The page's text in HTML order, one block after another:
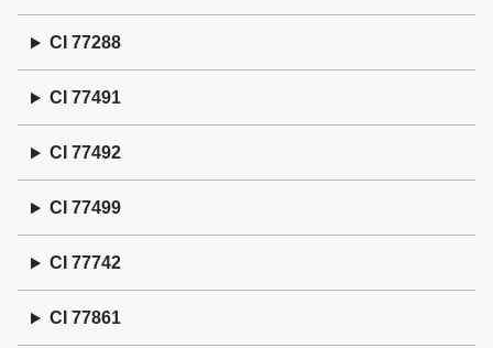
CI 77288
CI 77491
CI 77492
CI 77499
CI 77742
CI 77861